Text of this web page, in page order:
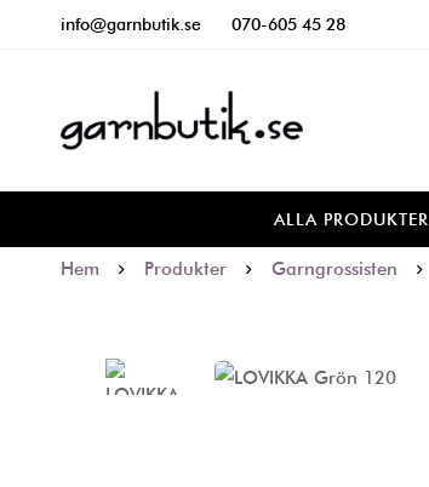
info@garnbutik.se 070-605 45 28
ALLA PRODUKTER
Hem Produkter Garngrossisten